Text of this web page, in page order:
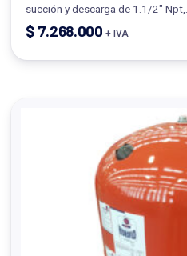
succión y descarga de 1.1/2" Npt,…
$ 7.268.000 + IVA